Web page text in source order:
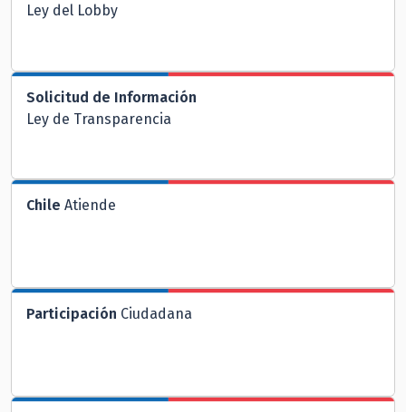
Ley del Lobby
Solicitud de Información
Ley de Transparencia
Chile Atiende
Participación Ciudadana